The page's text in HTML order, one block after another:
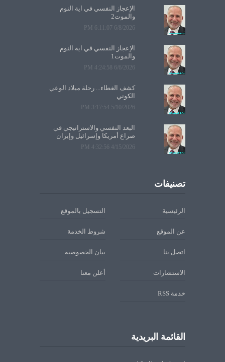
الإعجاز النفسي في آية النوم
والموت2
6/8/2026 6:11:07 PM
الإعجاز النفسي في آية النوم
والموت1
6/6/2026 4:24:58 PM
كشف الغطاء... رحلة ميلاد الوعي
الكوني
5/10/2026 3:17:54 PM
البعد النفسي والاستراتيجي في
صراع أمريكا وإسرائيل وإيران
4/15/2026 4:32:56 PM
تصنيفات
الرئيسية التسجيل بالموقع
عن الموقع شروط الخدمة
اتصل بنا بيان الخصوصية
الاستشارات أعلن معنا
خدمة RSS
القائمة البريدية